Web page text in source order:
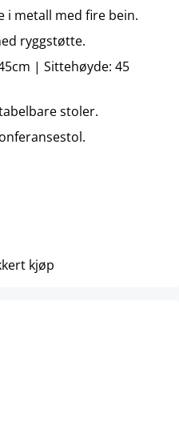
i metall med fire bein.
ryggstøtte.
| Sittehøyde: 45
stoler.
kjøp